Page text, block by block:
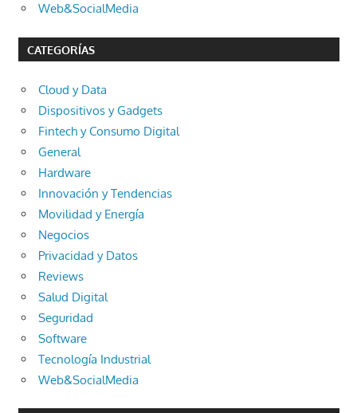
Web&SocialMedia
CATEGORÍAS
Cloud y Data
Dispositivos y Gadgets
Fintech y Consumo Digital
General
Hardware
Innovación y Tendencias
Movilidad y Energía
Negocios
Privacidad y Datos
Reviews
Salud Digital
Seguridad
Software
Tecnología Industrial
Web&SocialMedia